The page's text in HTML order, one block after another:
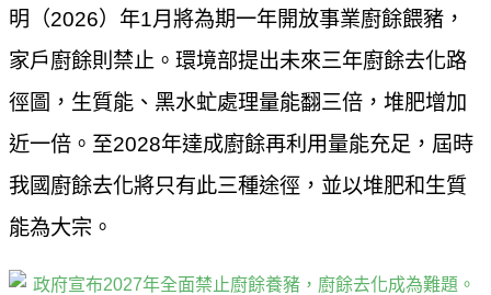
明（2026）年1月將為期一年開放事業廚餘餵豬，
家戶廚餘則禁止。環境部提出未來三年廚餘去化路
徑圖，生質能、黑水虻處理量能翻三倍，堆肥增加
近一倍。至2028年達成廚餘再利用量能充足，屆時
我國廚餘去化將只有此三種途徑，並以堆肥和生質
能為大宗。